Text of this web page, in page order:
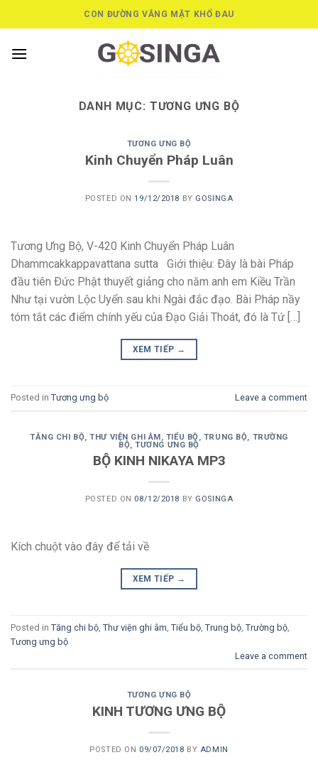
to
CON ĐƯỜNG VẮNG MẶT KHỔ ĐAU
DANH MỤC: TƯƠNG ƯNG BỘ
TƯƠNG ƯNG BỘ
Kinh Chuyển Pháp Luân
POSTED ON19/12/2018 BY GOSINGA
Tương Ưng Bộ, V-420 Kinh Chuyển Pháp Luân
Dhammcakkappavattana sutta Giới thiệu: Ðây là bài Pháp
đầu tiên Ðức Phật thuyết giảng cho năm anh em Kiều Trần
Như tại vườn Lộc Uyển sau khi Ngài đắc đạo. Bài Pháp nầy
tóm tắt các điểm chính yếu của Ðạo Giải Thoát, đó là Tứ […]
XEM TIẾP →
Posted in Tương ưng bộ Leave a comment
TĂNG CHI BỘ,THƯ VIỆN GHI ÂM, TIỂU BỘ, TRUNG BỘ, TRƯỜNG
BỘ,TƯƠNG ƯNG BỘ
BỘ KINH NIKAYA MP3
POSTED ON 08/12/2018 BY GOSINGA
Kích chuột vào đây để tải về
XEM TIẾP →
Posted in Tăng chi bộ Thư viện ghi âm Tiểu bộ Trung bộ Trường bộ
Tương ưng bộ
Leave a comment
TƯƠNG ƯNG BỘ
KINH TƯƠNG ƯNG BỘ
POSTED ON 09/07/2018 BY ADMIN